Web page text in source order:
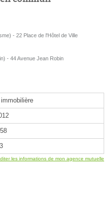
- 22 Place de l'Hôtel de Ville
- 44 Avenue Jean Robin
les informations de mon agence mutuelle